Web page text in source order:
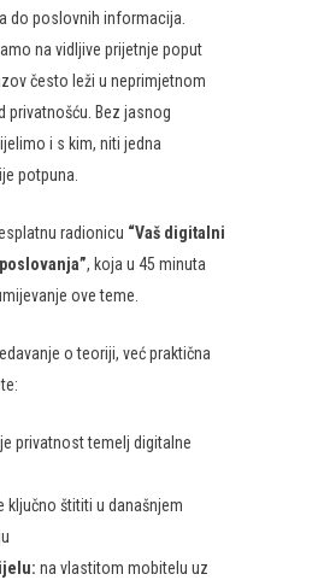
do poslovnih informacija.
na vidljive prijetnje poput
često leži u neprimjetnom
privatnošću. Bez jasnog
i s kim, niti jedna
potpuna.
radionicu “Vaš digitalni
, koja u 45 minuta
ove teme.
o teoriji, već praktična
privatnost temelj digitalne
ključno štititi u današnjem
na vlastitom mobitelu uz